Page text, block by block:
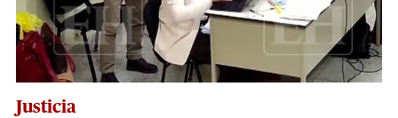
Justicia